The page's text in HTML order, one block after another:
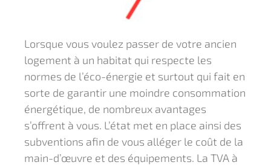
Lorsque vous voulez passer de votre ancien
logement à un habitat qui respecte les
normes de l’éco-énergie et surtout qui fait en
sorte de garantir une moindre consommation
énergétique, de nombreux avantages
s’offrent à vous. L’état met en place ainsi des
subventions afin de vous alléger le coût de la
main-d’œuvre et des équipements. La TVA à